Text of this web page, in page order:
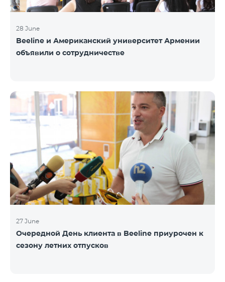
28 June
Beeline и Американский университет Армении
объявили о сотрудничестве
27 June
Очередной День клиента в Beeline приурочен к
сезону летних отпусков